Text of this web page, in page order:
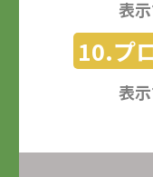
表
10.プ
表